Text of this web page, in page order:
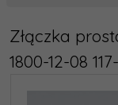
Złączka
1800-12-08 117-